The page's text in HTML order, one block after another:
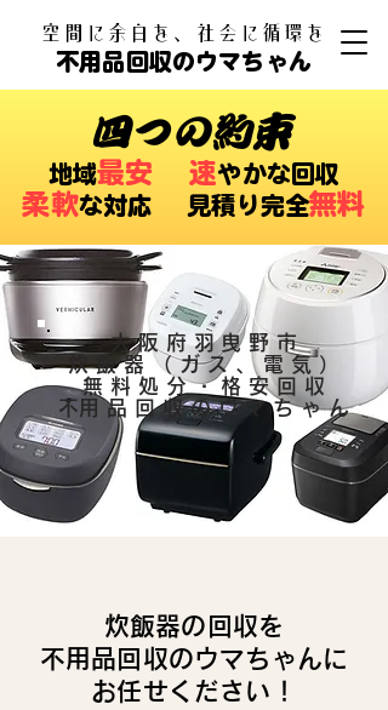
​空間に余白を、社会に循環を
不用品回収のウマちゃん
四つの約束
​地域最安 速やかな回収
柔軟な対応 ​見積り完全無料
大阪府羽曳野市
炊飯器（ガス、電気）
無料処分・格安回収
​不用品回収のウマちゃん
炊飯器の回収を
不用品回収のウマちゃんに
お任せください！